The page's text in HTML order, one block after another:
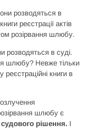
розводяться в
реєстрації актів
розірвання шлюбу.
розводяться в суді.
шлюбу? Невже тільки
реєстраційні книги в
шлюбу є
рішення. І